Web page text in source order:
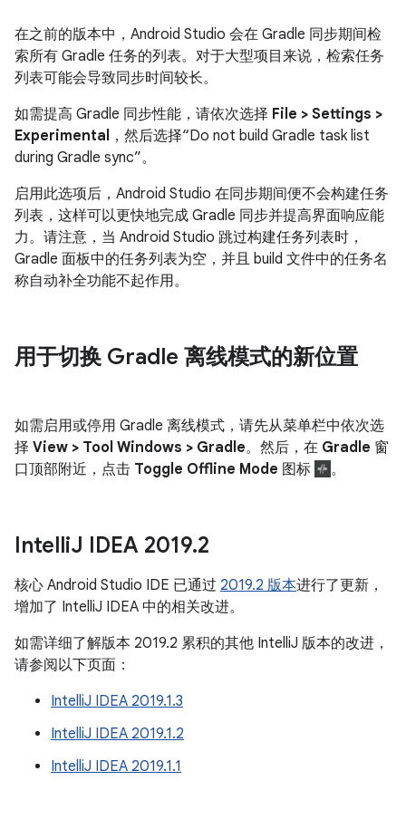
在之前的版本中，Android Studio 会在 Gradle 同步期间检
索所有 Gradle 任务的列表。对于大型项目来说，检索任务
列表可能会导致同步时间较长。
如需提高 Gradle 同步性能，请依次选择 File > Settings >
Experimental ，然后选择“Do not build Gradle task list
during Gradle sync”。
启用此选项后，Android Studio 在同步期间便不会构建任务
列表，这样可以更快地完成 Gradle 同步并提高界面响应能
力。请注意，当 Android Studio 跳过构建任务列表时，
Gradle 面板中的任务列表为空，并且 build 文件中的任务名
称自动补全功能不起作用。
用于切换 Gradle 离线模式的新位置
如需启用或停用 Gradle 离线模式，请先从菜单栏中依次选
择 View > Tool Windows > Gradle。然后，在 Gradle 窗
口顶部附近，点击 Toggle Offline Mode 图标 。
IntelliJ IDEA 2019.2
核心 Android Studio IDE 已通过 2019.2 版本进行了更新，
增加了 IntelliJ IDEA 中的相关改进。
如需详细了解版本 2019.2 累积的其他 IntelliJ 版本的改进，
请参阅以下页面：
IntelliJ IDEA 2019.1.3
IntelliJ IDEA 2019.1.2
IntelliJ IDEA 2019.1.1